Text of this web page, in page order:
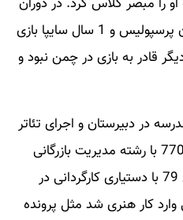
دبیرستان 1 سال در تیم نوجوان پرسپولیس و 1 سال سایپا بازی
پا دیگر قادر به بازی در چمن نبود و
در دبیرستان و اجرای تئاتر
بوده است. سال 1379 با رتبه 770 با رشته مدیریت بازرگانی
وارد دانشگاه تهران شد در سال 79 با دستیاری کارگردانی در
کار هنری شد مثل پرونده